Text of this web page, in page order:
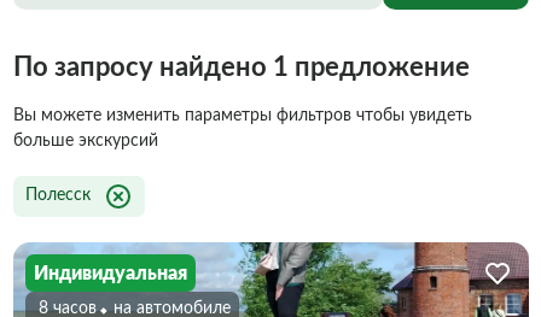
По запросу найдено 1 предложение
Вы можете изменить параметры фильтров чтобы увидеть
больше экскурсий
Полесск
Индивидуальная
8 часов На автомобиле